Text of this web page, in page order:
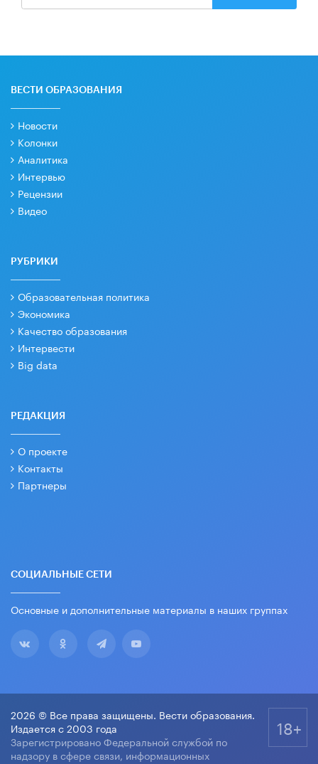
ВЕСТИ ОБРАЗОВАНИЯ
Новости
Колонки
Аналитика
Интервью
Рецензии
Видео
РУБРИКИ
Образовательная политика
Экономика
Качество образования
Интервести
Big data
РЕДАКЦИЯ
О проекте
Контакты
Партнеры
СОЦИАЛЬНЫЕ СЕТИ
Основные и дополнительные материалы в наших группах
2026 © Все права защищены. Вести образования.
Издается с 2003 года
Зарегистрировано Федеральной службой по
надзору в сфере связи, информационных
18+